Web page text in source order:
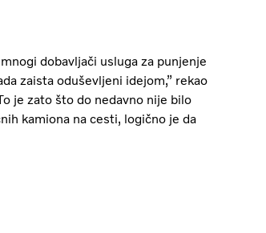
dobavljači usluga za punjenje
zaista oduševljeni idejom,” rekao
je zato što do nedavno nije bilo
kamiona na cesti, logično je da